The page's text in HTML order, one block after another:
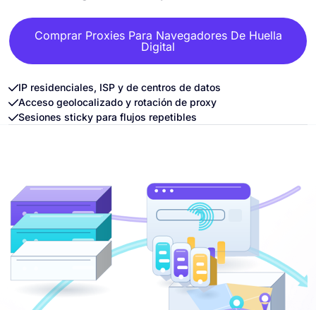
Comprar Proxies Para Navegadores De Huella
Digital
IP residenciales, ISP y de centros de datos
Acceso geolocalizado y rotación de proxy
Sesiones sticky para flujos repetibles